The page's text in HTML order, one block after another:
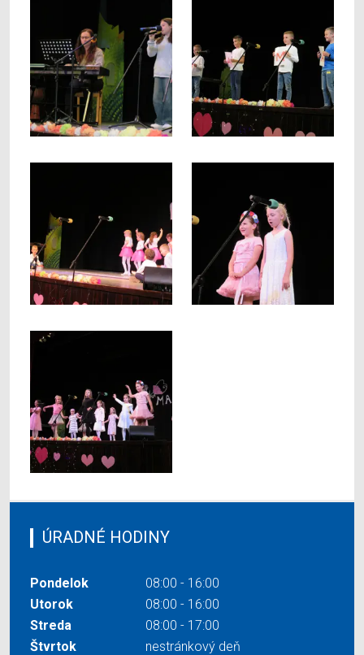
ÚRADNÉ HODINY
Pondelok
08:00 - 16:00
Utorok
08:00 - 16:00
Streda
08:00 - 17:00
Štvrtok
nestránkový deň